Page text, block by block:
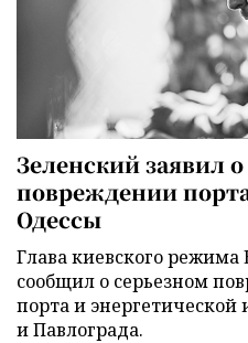
Зеленский заявил
повреждении
Одессы
Глава киевского
сообщил о серьезном
порта и
и Павлограда.